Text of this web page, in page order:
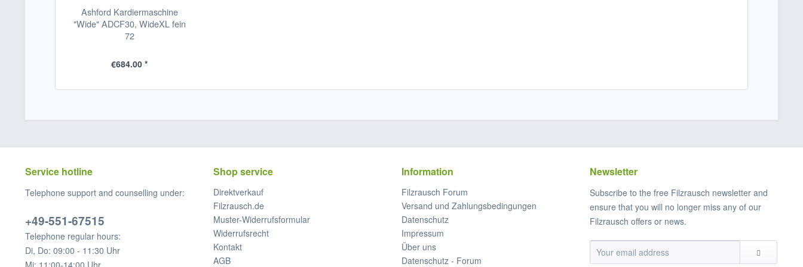
Ashford Kardiermaschine
"Wide" ADCF30, WideXL fein
72
€684.00 *
Service hotline
Telephone support and counselling under:
+49-551-67515
Telephone regular hours:
Di, Do: 09:00 - 11:30 Uhr
Mi: 11:00-14:00 Uhr
Shop service
Direktverkauf
Filzrausch.de
Muster-Widerrufsformular
Widerrufsrecht
Kontakt
AGB
Information
Filzrausch Forum
Versand und Zahlungsbedingungen
Datenschutz
Impressum
Über uns
Datenschutz - Forum
Newsletter
Subscribe to the free Filzrausch newsletter and
ensure that you will no longer miss any of our
Filzrausch offers or news.